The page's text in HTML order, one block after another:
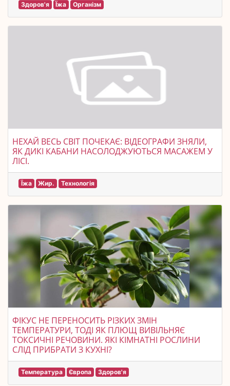
Здоров'я Їжа Організм
НЕХАЙ ВЕСЬ СВІТ ПОЧЕКАЄ: ВІДЕОГРАФИ ЗНЯЛИ,
ЯК ДИКІ КАБАНИ НАСОЛОДЖУЮТЬСЯ МАСАЖЕМ У
ЛІСІ.
Їжа Жир. Технологія
ФІКУС НЕ ПЕРЕНОСИТЬ РІЗКИХ ЗМІН
ТЕМПЕРАТУРИ, ТОДІ ЯК ПЛЮЩ ВИВІЛЬНЯЄ
ТОКСИЧНІ РЕЧОВИНИ. ЯКІ КІМНАТНІ РОСЛИНИ
СЛІД ПРИБРАТИ З КУХНІ?
Температура Європа Здоров'я